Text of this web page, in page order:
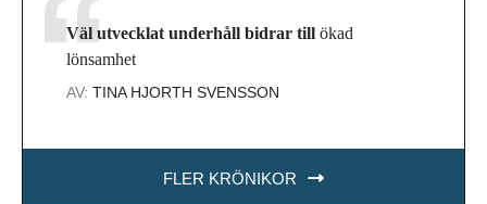
Väl utvecklat underhåll bidrar till ökad
lönsamhet
AV: TINA HJORTH SVENSSON
FLER KRÖNIKOR